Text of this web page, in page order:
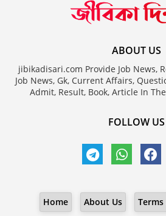
ABOUT US
jibikadisari.com Provide Job News,
Job News, Gk, Current Affairs,
Admit, Result, Book, Article In
FOLLOW US
Home About Us